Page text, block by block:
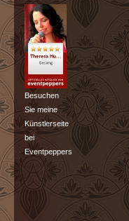
Besuchen
Sie meine
Künstlerseite
bei
Eventpeppers